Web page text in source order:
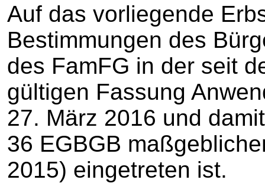
Auf das vorliegende
Bestimmungen des
des FamFG in der seit
gültigen Fassung
27. März 2016 und
36 EGBGB
2015) eingetreten ist.